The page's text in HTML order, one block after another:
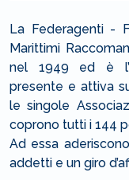
La Federagenti -
Marittimi
nel 1949 ed è
presente e attiva
le singole
coprono tutti i 144
Ad essa
addetti e un giro